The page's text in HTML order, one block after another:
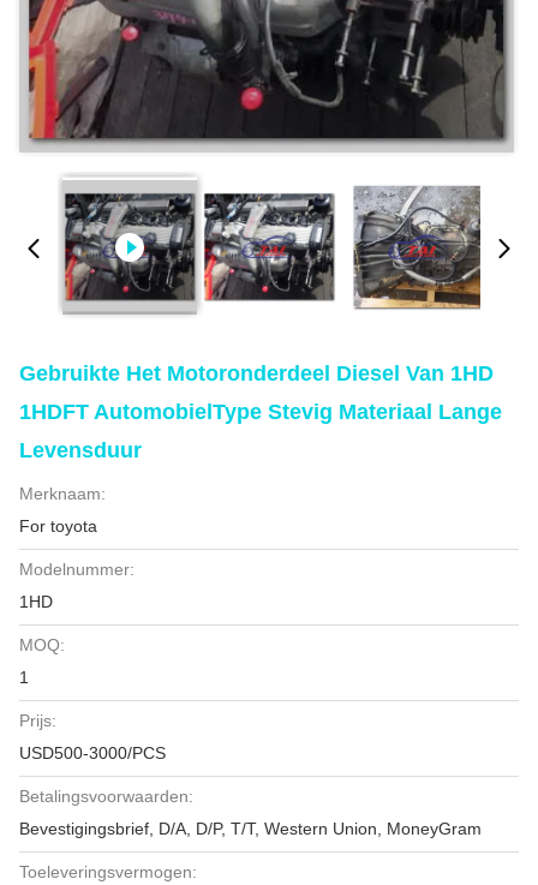
Gebruikte Het Motoronderdeel Diesel Van 1HD
1HDFT AutomobielType Stevig Materiaal Lange
Levensduur
Merknaam:
For toyota
Modelnummer:
1HD
MOQ:
1
Prijs:
USD500-3000/PCS
Betalingsvoorwaarden:
Bevestigingsbrief, D/A, D/P, T/T, Western Union, MoneyGram
Toeleveringsvermogen: